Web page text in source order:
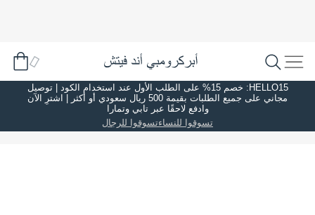
HELLO15: خصم 15% على الطلب الأول عند استخدام الكود | توصيل
مجاني على جميع الطلبات بقيمة 500 ريال سعودي أو أكثر | اشترِ الآن
وادفع لاحقًا عبر تابي وتمارا
تسوقوا للنساءتسوقوا للرجال